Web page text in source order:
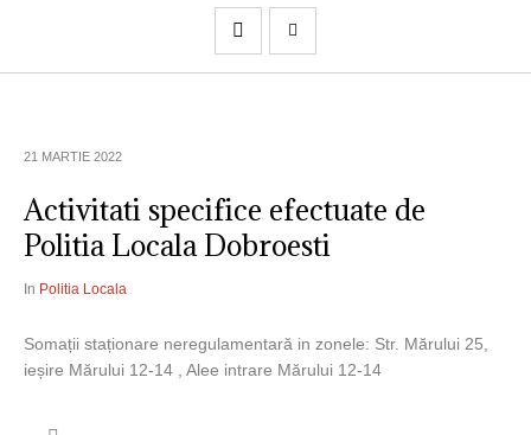
21 MARTIE 2022
Activitati specifice efectuate de
Politia Locala Dobroesti
In Politia Locala
Somații staționare neregulamentară in zonele: Str. Mărului 25,
ieșire Mărului 12-14 , Alee intrare Mărului 12-14